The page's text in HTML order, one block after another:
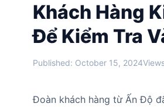
Khách Hàng
Để Kiểm Tra
Published: October 15, 2024
Đoàn khách hàng từ Ấn Độ